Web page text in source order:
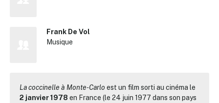
Frank De Vol
Musique
La coccinelle à Monte-Carlo est un film sorti au cinéma le
2 janvier 1978 en France (le 24 juin 1977 dans son pays